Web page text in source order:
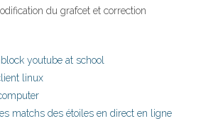
du grafcet et correction
youtube at school
linux
matchs des étoiles en direct en ligne